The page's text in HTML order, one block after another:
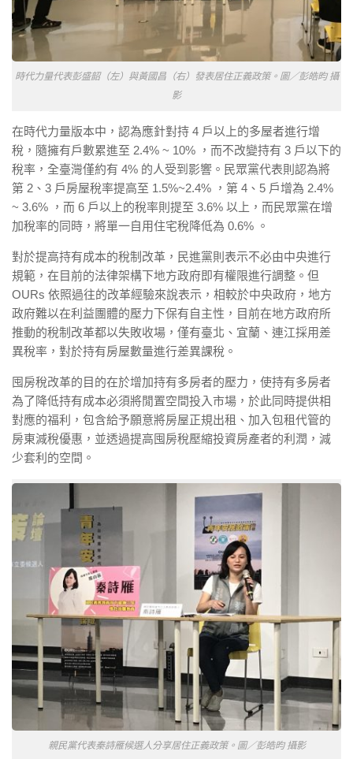
時代力量代表彭盛韶（左）與黃國昌（右）發表居住正義政策。圖／彭皓昀 攝
影
在時代力量版本中，認為應針對持 4 戶以上的多屋者進行增
稅，隨擁有戶數累進至 2.4% ~ 10% ，而不改變持有 3 戶以下的
稅率，全臺灣僅約有 4% 的人受到影響。民眾黨代表則認為將
第 2、3 戶房屋稅率提高至 1.5%~2.4% ，第 4、5 戶增為 2.4%
~ 3.6% ，而 6 戶以上的稅率則提至 3.6% 以上，而民眾黨在增
加稅率的同時，將單一自用住宅稅降低為 0.6% 。
對於提高持有成本的稅制改革，民進黨則表示不必由中央進行
規範，在目前的法律架構下地方政府即有權限進行調整。但
OURs 依照過往的改革經驗來說表示，相較於中央政府，地方
政府難以在利益團體的壓力下保有自主性，目前在地方政府所
推動的稅制改革都以失敗收場，僅有臺北、宜蘭、連江採用差
異稅率，對於持有房屋數量進行差異課稅。
囤房稅改革的目的在於增加持有多房者的壓力，使持有多房者
為了降低持有成本必須將閒置空間投入市場，於此同時提供相
對應的福利，包含給予願意將房屋正規出租、加入包租代管的
房東減稅優惠，並透過提高囤房稅壓縮投資房產者的利潤，減
少套利的空間。
親民黨代表秦詩雁候選人分享居住正義政策。圖／彭皓昀 攝影